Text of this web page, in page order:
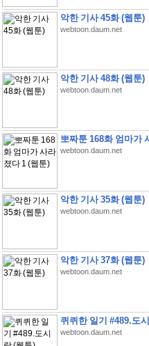
악한 기사 45화 (웹툰)
webtoon.daum.net
악한 기사 48화 (웹툰)
webtoon.daum.net
뽀짜툰 168화 엄마가
webtoon.daum.net
악한 기사 35화 (웹툰)
webtoon.daum.net
악한 기사 37화 (웹툰)
webtoon.daum.net
퀴퀴한 일기 #489.도
webtoon.daum.net